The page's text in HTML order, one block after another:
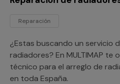
Reparación
¿Estas buscando un servicio
radiadores? En MULTIMAP te
técnico para el arreglo de
en toda España.